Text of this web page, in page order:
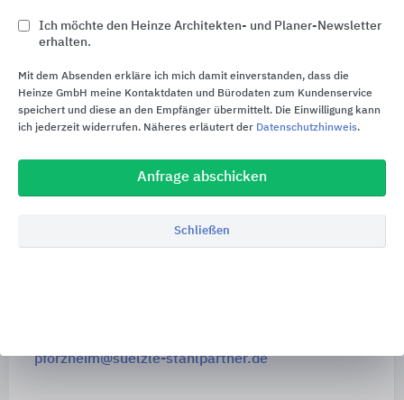
Südstraße 11
Tel. +49 3631 9062 - 0
nordhausen@suelzle-stahlpartner.de
Industriestraße 4
pfalzfeld@suelzle-stahlpartner.de
pforzheim@suelzle-stahlpartner.de
Ich möchte den Heinze Architekten- und Planer-Newsletter
erhalten.
Mit dem Absenden erkläre ich mich damit einverstanden, dass die
Heinze GmbH meine Kontaktdaten und Bürodaten zum Kundenservice
speichert und diese an den Empfänger übermittelt. Die Einwilligung kann
ich jederzeit widerrufen. Näheres erläutert der Datenschutzhinweis.
Anfrage abschicken
Schließen